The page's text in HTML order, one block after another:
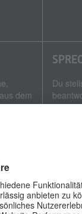
dem
Du
Dauer: